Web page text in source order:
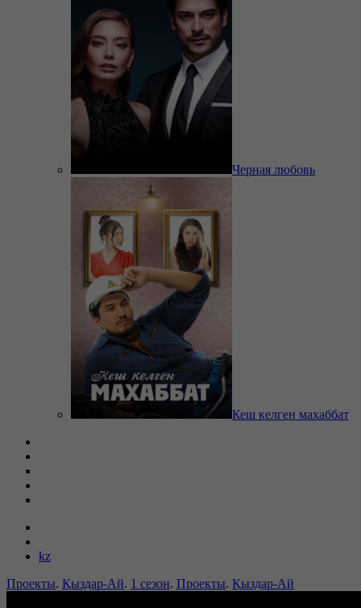
Черная любовь
Кеш келген махаббат
kz
Проекты. Қыздар-Ай. 1 сезон. Проекты. Қыздар-Ай